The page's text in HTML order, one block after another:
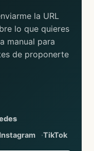
la URL
lo que quieres
manual para
de proponerte
Instagram TikTok